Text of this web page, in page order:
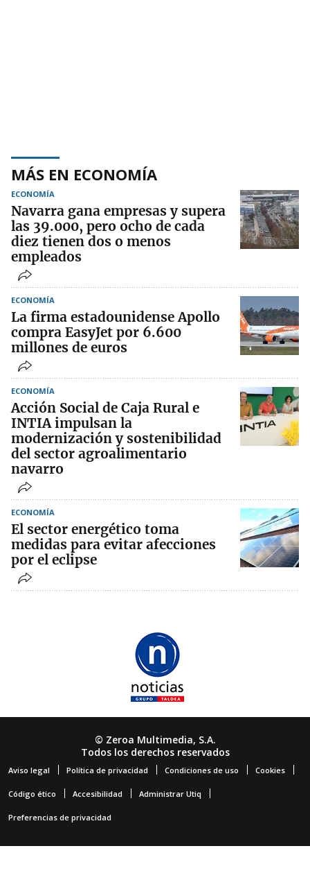
MÁS EN ECONOMÍA
ECONOMÍA
Navarra gana empresas y supera
las 39.000, pero ocho de cada
diez tienen dos o menos
empleados
ECONOMÍA
La firma estadounidense Apollo
compra EasyJet por 6.600
millones de euros
ECONOMÍA
Acción Social de Caja Rural e
INTIA impulsan la
modernización y sostenibilidad
del sector agroalimentario
navarro
ECONOMÍA
El sector energético toma
medidas para evitar afecciones
por el eclipse
© Zeroa Multimedia, S.A.
Todos los derechos reservados
Aviso legal Política de privacidad Condiciones de uso Cookies
Código ético Accesibilidad Administrar Utiq
Preferencias de privacidad